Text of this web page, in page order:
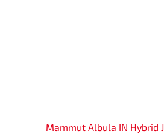
Mammut Albula IN Hybrid